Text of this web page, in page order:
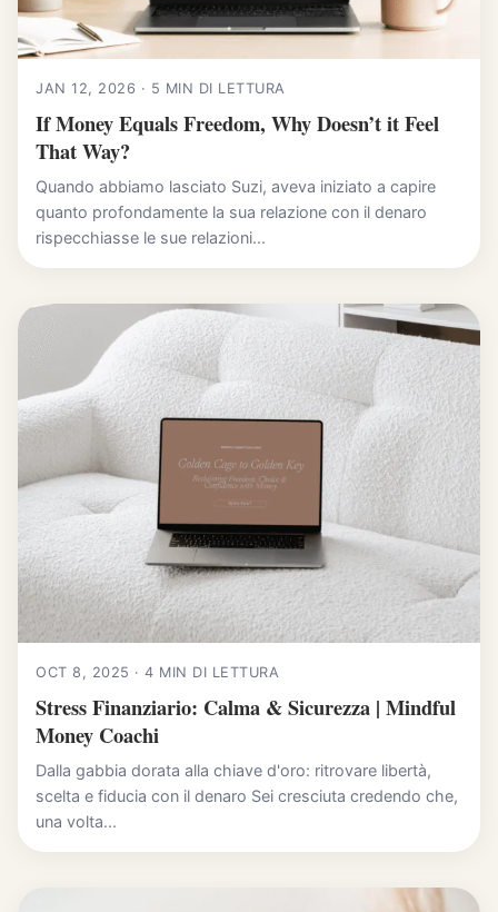
JAN 12, 2026 · 5 MIN DI LETTURA
If Money Equals Freedom, Why Doesn’t it Feel
That Way?
Quando abbiamo lasciato Suzi, aveva iniziato a capire
quanto profondamente la sua relazione con il denaro
rispecchiasse le sue relazioni...
OCT 8, 2025 · 4 MIN DI LETTURA
Stress Finanziario: Calma & Sicurezza | Mindful
Money Coachi
Dalla gabbia dorata alla chiave d'oro: ritrovare libertà,
scelta e fiducia con il denaro Sei cresciuta credendo che,
una volta...